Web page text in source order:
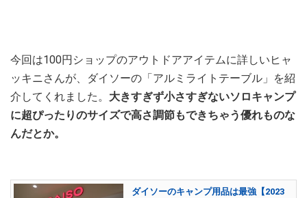
今回は100円ショップのアウトドアアイテムに詳しいヒャ
ッキニさんが、ダイソーの「アルミライトテーブル」を紹
介してくれました。 大きすぎず小さすぎないソロキャンプ
に超ぴったりのサイズで高さ調節もできちゃう優れものな
んだとか。
ダイソーのキャンプ用品は最強【2023